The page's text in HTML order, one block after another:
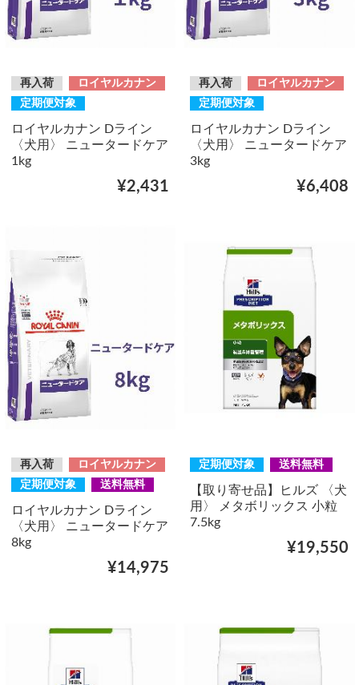
再入荷
ロイヤルカナン
定期便対象
ロイヤルカナン Dライン
〈犬用〉 ニュータードケア
1kg
¥2,431
再入荷
ロイヤルカナン
定期便対象
ロイヤルカナン Dライン
〈犬用〉 ニュータードケア
3kg
¥6,408
再入荷
ロイヤルカナン
定期便対象
送料無料
ロイヤルカナン Dライン
〈犬用〉 ニュータードケア
8kg
¥14,975
定期便対象 送料無料
【取り寄せ品】ヒルズ 〈犬
用〉 メタボリックス 小粒
7.5kg
¥19,550